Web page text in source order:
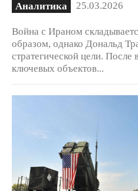
Аналитика 25.03.2026
Война с Ираном
образом, однако Дональд
стратегической цели. После
ключевых объектов...